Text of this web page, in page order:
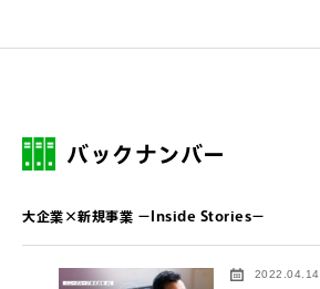
バックナンバー
大企業×新規事業 －Inside Stories－
2022.04.14